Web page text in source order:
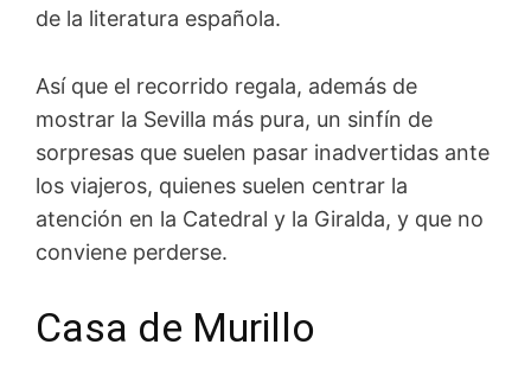
de la literatura española.
Así que el recorrido regala, además de
mostrar la Sevilla más pura, un sinfín de
sorpresas que suelen pasar inadvertidas ante
los viajeros, quienes suelen centrar la
atención en la Catedral y la Giralda, y que no
conviene perderse.
Casa de Murillo